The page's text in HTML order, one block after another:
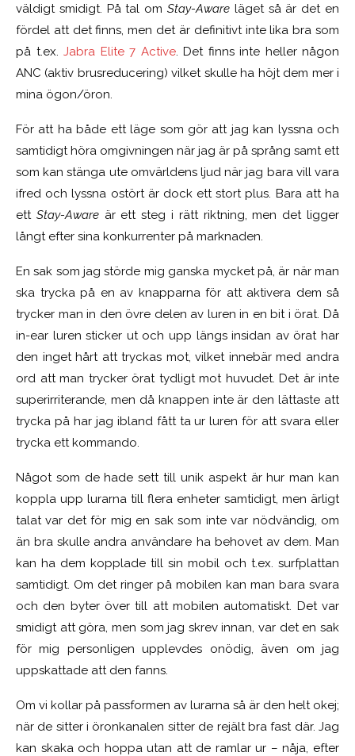
väldigt smidigt. På tal om Stay-Aware läget så är det en
fördel att det finns, men det är definitivt inte lika bra som
på t.ex. Jabra Elite 7 Active. Det finns inte heller någon
ANC (aktiv brusreducering) vilket skulle ha höjt dem mer i
mina ögon/öron.
För att ha både ett läge som gör att jag kan lyssna och
samtidigt höra omgivningen när jag är på språng samt ett
som kan stänga ute omvärldens ljud när jag bara vill vara
ifred och lyssna ostört är dock ett stort plus. Bara att ha
ett Stay-Awareär ett steg i rätt riktning, men det ligger
långt efter sina konkurrenter på marknaden.
En sak som jag störde mig ganska mycket på, är när man
ska trycka på en av knapparna för att aktivera dem så
trycker man in den övre delen av luren in en bit i örat. Då
in-ear luren sticker ut och upp längs insidan av örat har
den inget hårt att tryckas mot, vilket innebär med andra
ord att man trycker örat tydligt mot huvudet. Det är inte
superirriterande, men då knappen inte är den lättaste att
trycka på har jag ibland fått ta ur luren för att svara eller
trycka ett kommando.
Något som de hade sett till unik aspekt är hur man kan
koppla upp lurarna till flera enheter samtidigt, men ärligt
talat var det för mig en sak som inte var nödvändig, om
än bra skulle andra användare ha behovet av dem. Man
kan ha dem kopplade till sin mobil och t.ex. surfplattan
samtidigt. Om det ringer på mobilen kan man bara svara
och den byter över till att mobilen automatiskt. Det var
smidigt att göra, men som jag skrev innan, var det en sak
för mig personligen upplevdes onödig, även om jag
uppskattade att den fanns.
Om vi kollar på passformen av lurarna så är den helt okej;
när de sitter i öronkanalen sitter de rejält bra fast där. Jag
kan skaka och hoppa utan att de ramlar ur – nåja, efter